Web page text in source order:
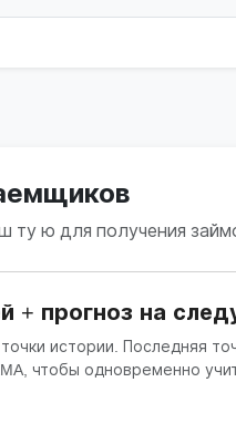
ту ю для получения
+ прогноз на
истории. Последняя
чтобы одновременно